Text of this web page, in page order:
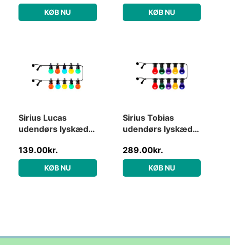
KØB NU KØB NU
Sirius Lucas
udendørs lyskæde,
forlængersæt
139.00kr.
KØB NU
Sirius Tobias
udendørs lyskæde,
forlængersæt
289.00kr.
KØB NU